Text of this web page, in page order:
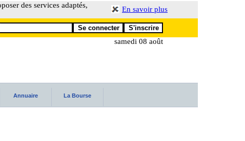
des services adaptés,
En savoir plus
samedi 08 août
Annuaire La Bourse